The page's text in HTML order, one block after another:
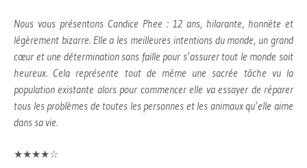
Nous vous présentons Candice Phee : 12 ans, hilarante, honnête et
légèrement bizarre. Elle a les meilleures intentions du monde, un grand
cœur et une détermination sans faille pour s’assurer tout le monde soit
heureux. Cela représente tout de même une sacrée tâche vu la
population existante alors pour commencer elle va essayer de réparer
tous les problèmes de toutes les personnes et les animaux qu’elle aime
dans sa vie.
★★★★☆